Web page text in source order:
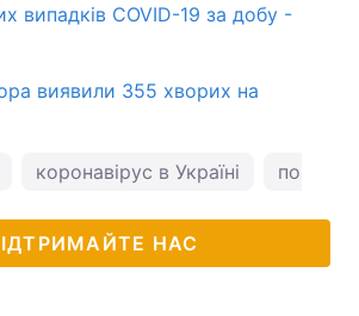
випадків COVID-19 за добу -
виявили 355 хворих на
коронавірус в Україні погода
НАС